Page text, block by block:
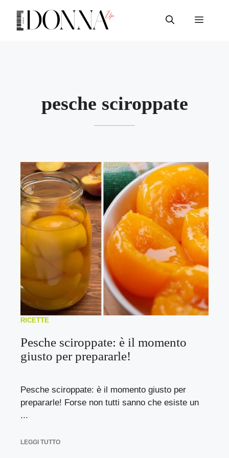
contenuto
Menu
pesche sciroppate
RICETTE
Pesche sciroppate: è il momento
giusto per prepararle!
Pesche sciroppate: è il momento giusto per
prepararle! Forse non tutti sanno che esiste un
...
LEGGI TUTTO